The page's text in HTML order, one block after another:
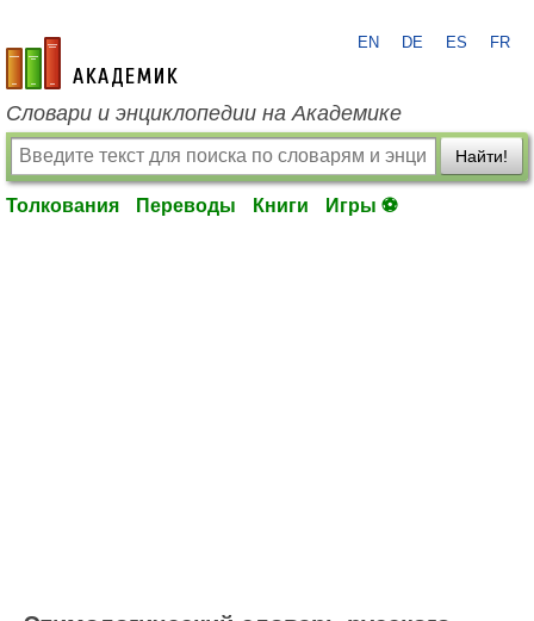
academic.ru
EN DE ES FR
Словари и энциклопедии на Академике
Найти!
Толкования Переводы Книги Игры ⚽